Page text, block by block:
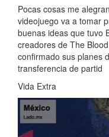
Pocas cosas me
videojuego va a tomar
buenas ideas que tuvo
creadores de The
confirmado sus planes
transferencia de partid
Vida Extra